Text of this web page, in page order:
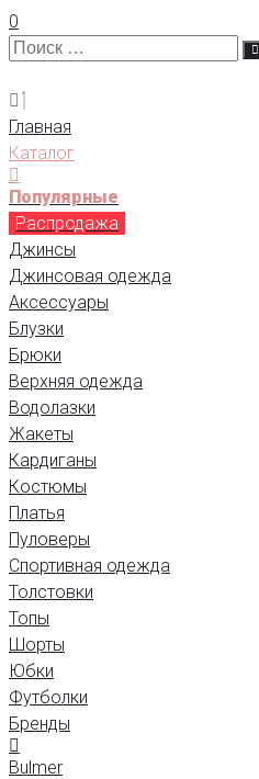
0
Главная
Каталог
Популярные
Распродажа
Джинсы
Джинсовая одежда
Аксессуары
Блузки
Брюки
Верхняя одежда
Водолазки
Жакеты
Кардиганы
Костюмы
Платья
Пуловеры
Спортивная одежда
Толстовки
Топы
Шорты
Юбки
Футболки
Бренды
Bulmer